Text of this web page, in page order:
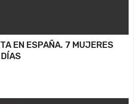
EN ESPAÑA. 7 MUJERES